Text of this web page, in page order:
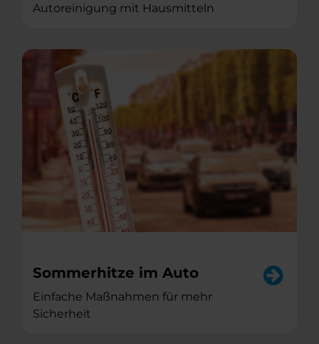
Autoreinigung mit Hausmitteln
Sommerhitze im Auto
Einfache Maßnahmen für mehr
Sicherheit